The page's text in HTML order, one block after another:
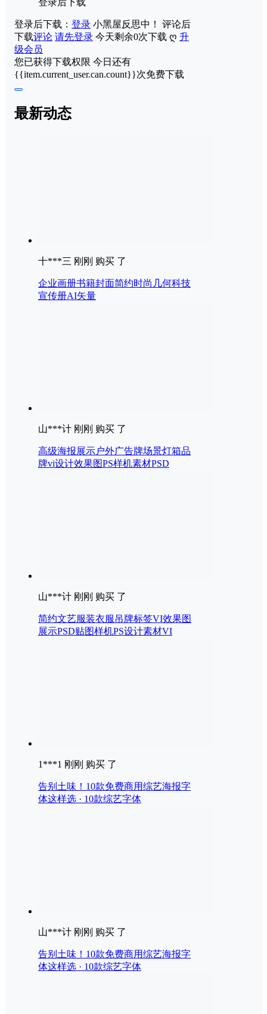
登录后下载
登录后下载： 登录 小黑屋反思中！ 评论后
下载评论 请先登录 今天剩余0次下载 ღ 升
级会员
您已获得下载权限 今日还有
{{item.current_user.can.count}}次免费下载
最新动态
十***三 刚刚 购买 了
企业画册书籍封面简约时尚几何科技
宣传册AI矢量
山***计 刚刚 购买 了
高级海报展示户外广告牌场景灯箱品
牌vi设计效果图PS样机素材PSD
山***计 刚刚 购买 了
简约文艺服装衣服吊牌标签VI效果图
展示PSD贴图样机PS设计素材VI
1***1 刚刚 购买 了
告别土味！10款免费商用综艺海报字
体这样选 · 10款综艺字体
山***计 刚刚 购买 了
告别土味！10款免费商用综艺海报字
体这样选 · 10款综艺字体